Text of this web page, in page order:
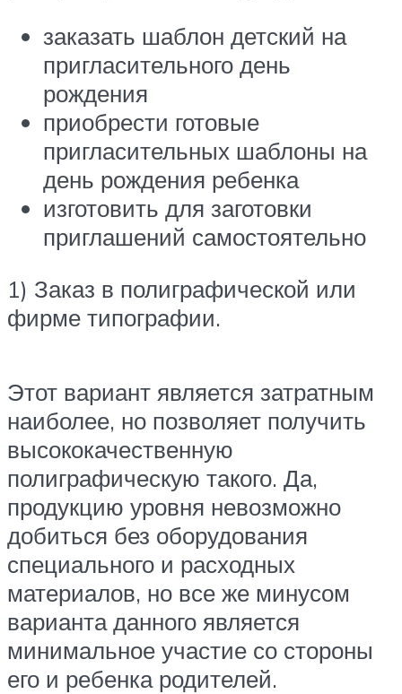
заказать шаблон детский на
пригласительного день
рождения
приобрести готовые
пригласительных шаблоны на
день рождения ребенка
изготовить для заготовки
приглашений самостоятельно
1) Заказ в полиграфической или
фирме типографии.
Этот вариант является затратным
наиболее, но позволяет получить
высококачественную
полиграфическую такого. Да,
продукцию уровня невозможно
добиться без оборудования
специального и расходных
материалов, но все же минусом
варианта данного является
минимальное участие со стороны
его и ребенка родителей.